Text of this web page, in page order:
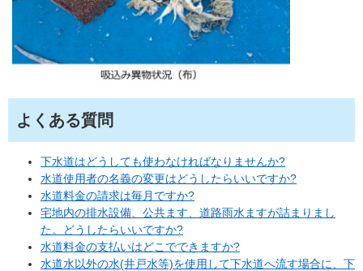
よくある質問
下水道はどうしても使わなければなりませんか?
水道使用者の名義の変更はどうしたらいいですか?
水道料金の請求は毎月ですか?
宅地内の排水設備、公共ます、道路雨水ますが詰まりまし
た。どうしたらいいですか?
水道料金の支払いはどこでできますか?
水道水以外の水(井戸水等)を使用して下水道へ流す場合に、下